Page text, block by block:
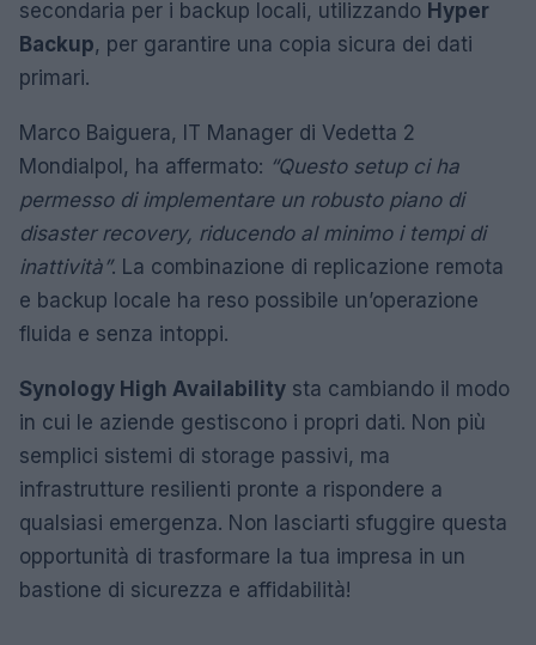
secondaria per i backup locali, utilizzando Hyper
Backup, per garantire una copia sicura dei dati
primari.
Marco Baiguera, IT Manager di Vedetta 2
Mondialpol, ha affermato: “Questo setup ci ha
permesso di implementare un robusto piano di
disaster recovery, riducendo al minimo i tempi di
inattività”. La combinazione di replicazione remota
e backup locale ha reso possibile un’operazione
fluida e senza intoppi.
Synology High Availability sta cambiando il modo
in cui le aziende gestiscono i propri dati. Non più
semplici sistemi di storage passivi, ma
infrastrutture resilienti pronte a rispondere a
qualsiasi emergenza. Non lasciarti sfuggire questa
opportunità di trasformare la tua impresa in un
bastione di sicurezza e affidabilità!